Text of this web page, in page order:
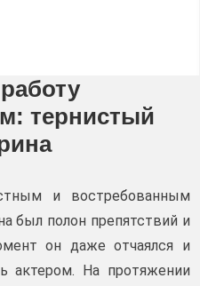
тернистый
и востребованным
был полон препятствий и
он даже отчаялся и
актером. На протяжении